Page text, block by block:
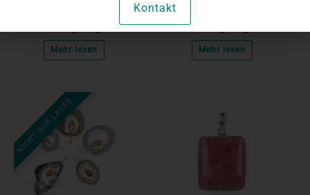
Mehr lesen Mehr lesen
NICHT AUF LAGER
Kontakt